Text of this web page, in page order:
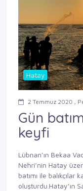
Hatay
2 Temmuz 2020 ,
Gün
keyfi
Lübnan’ın Bekaa
Nehri’nin Hatay
batımı ile balıkçılar
oluşturdu.Hatay’ın